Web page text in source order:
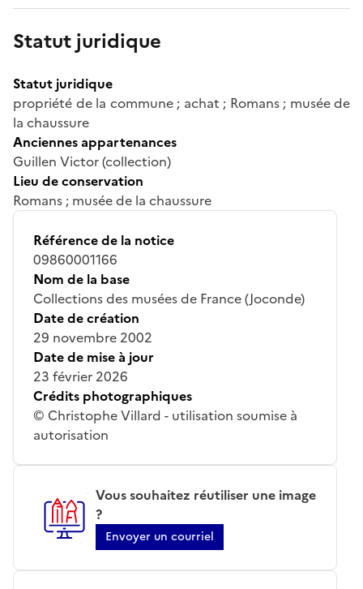
Statut juridique
Statut juridique
propriété de la commune ; achat ; Romans ; musée de
la chaussure
Anciennes appartenances
Guillen Victor (collection)
Lieu de conservation
Romans ; musée de la chaussure
Référence de la notice
09860001166
Nom de la base
Collections des musées de France (Joconde)
Date de création
29 novembre 2002
Date de mise à jour
23 février 2026
Crédits photographiques
© Christophe Villard - utilisation soumise à
autorisation
Vous souhaitez réutiliser une image
?
Envoyer un courriel